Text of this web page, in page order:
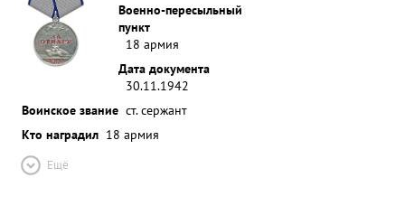
Военно-пересыльный
пункт
18 армия
Дата документа
30.11.1942
Воинское звание ст. сержант
Кто наградил 18 армия
Ещё